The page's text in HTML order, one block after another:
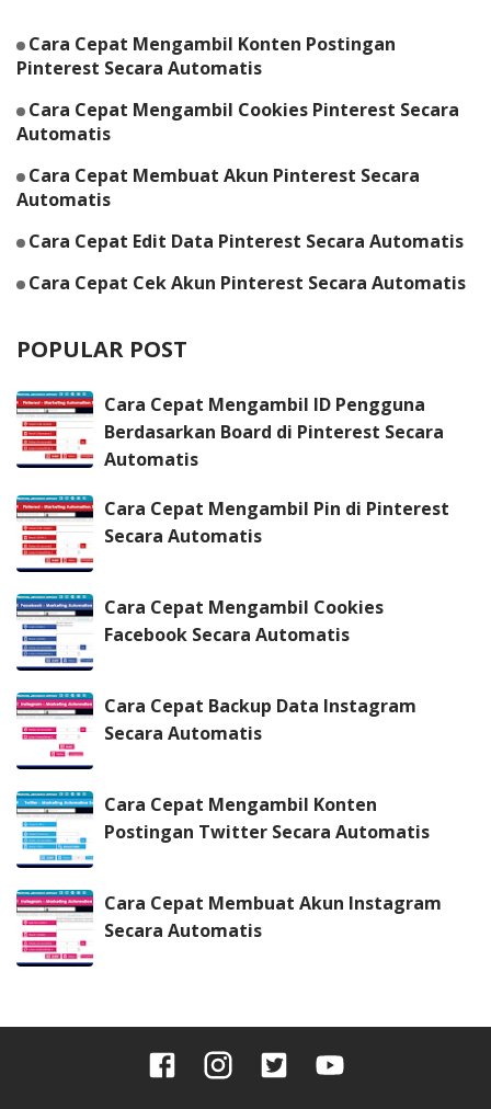
Cara Cepat Mengambil Konten Postingan
Pinterest Secara Automatis
Cara Cepat Mengambil Cookies Pinterest Secara
Automatis
Cara Cepat Membuat Akun Pinterest Secara
Automatis
Cara Cepat Edit Data Pinterest Secara Automatis
Cara Cepat Cek Akun Pinterest Secara Automatis
POPULAR POST
Cara Cepat Mengambil ID Pengguna
Berdasarkan Board di Pinterest Secara
Automatis
Cara Cepat Mengambil Pin di Pinterest
Secara Automatis
Cara Cepat Mengambil Cookies
Facebook Secara Automatis
Cara Cepat Backup Data Instagram
Secara Automatis
Cara Cepat Mengambil Konten
Postingan Twitter Secara Automatis
Cara Cepat Membuat Akun Instagram
Secara Automatis